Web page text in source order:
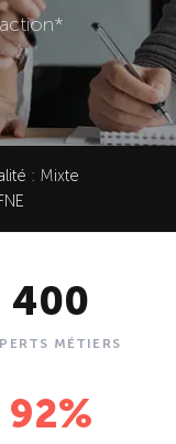
: Mixte
400
MÉTIERS
92%